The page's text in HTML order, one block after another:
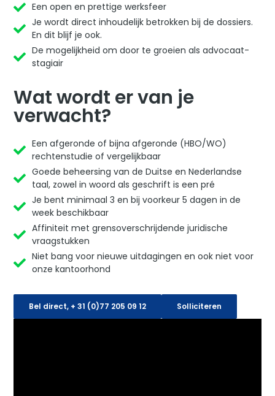
Een open en prettige werksfeer
Je wordt direct inhoudelijk betrokken bij de dossiers.
En dit blijf je ook.
De mogelijkheid om door te groeien als advocaat-
stagiair
Wat wordt er van je
verwacht?
Een afgeronde of bijna afgeronde (HBO/WO)
rechtenstudie of vergelijkbaar
Goede beheersing van de Duitse en Nederlandse
taal, zowel in woord als geschrift is een pré
Je bent minimaal 3 en bij voorkeur 5 dagen in de
week beschikbaar
Affiniteit met grensoverschrijdende juridische
vraagstukken
Niet bang voor nieuwe uitdagingen en ook niet voor
onze kantoorhond
Bel direct, + 31 (0)77 205 09 12 Solliciteren